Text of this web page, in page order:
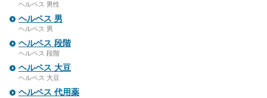
ヘルペス 男性
ヘルペス 男
ヘルペス 男
ヘルペス 段階
ヘルペス 段階
ヘルペス 大豆
ヘルペス 大豆
ヘルペス 代用薬